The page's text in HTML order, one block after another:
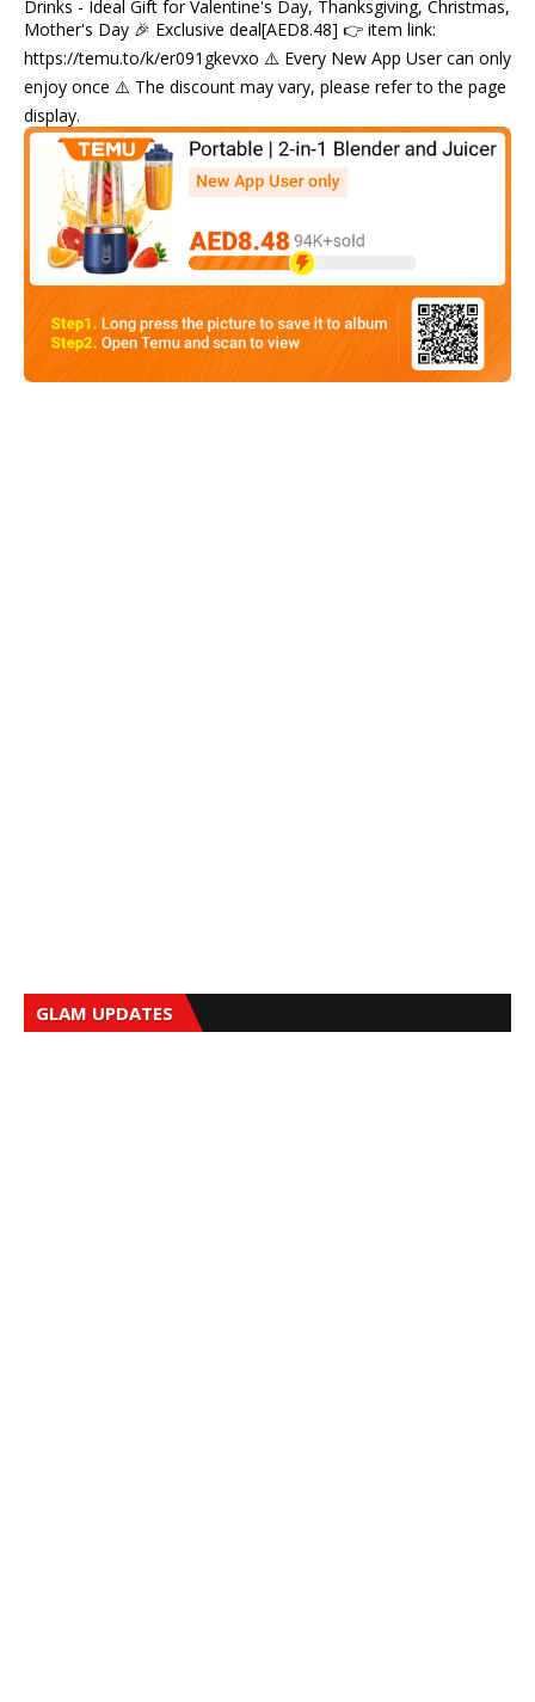
Drinks - Ideal Gift for Valentine's Day, Thanksgiving, Christmas,
Mother's Day 🎉 Exclusive deal[AED8.48] 👉 item link:
https://temu.to/k/er091gkevxo ⚠️ Every New App User can only
enjoy once ⚠️ The discount may vary, please refer to the page
display.
GLAM UPDATES